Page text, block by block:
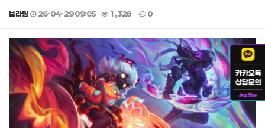
보라팀 26-04-29 09:05 1,328 0
본문